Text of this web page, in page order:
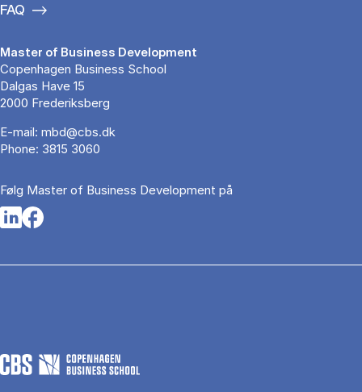
FAQ
Master of Business Development
Copenhagen Business School
Dalgas Have 15
2000 Frederiksberg
E-mail: mbd@cbs.dk
Phone: 3815 3060
Følg Master of Business Development på
Opens in a new tab
Opens in a new tab